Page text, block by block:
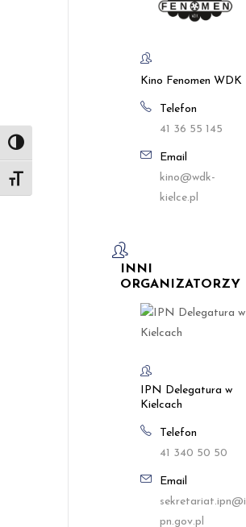
Toggle High Contrast
Toggle Font size
Kino Fenomen WDK
Telefon
41 36 55 145
Email
kino@wdk-
kielce.pl
INNI
ORGANIZATORZY
IPN Delegatura w
Kielcach
Telefon
41 340 50 50
Email
sekretariat.ipn@i
pn.gov.pl